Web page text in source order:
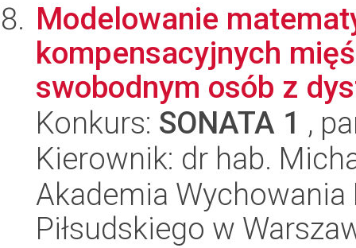
Modelowanie
kompensacyjnych
swobodnym osób z
Konkurs: SONATA 1 ,
Kierownik: dr hab.
Akademia
Piłsudskiego w